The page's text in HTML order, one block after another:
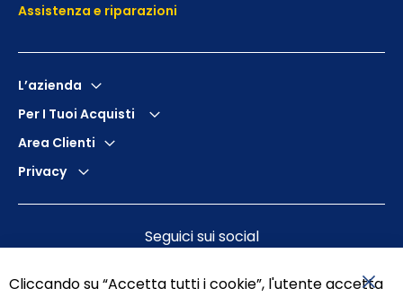
Assistenza e riparazioni
L’azienda
Per I Tuoi Acquisti
Area Clienti
Privacy
Seguici sui social
Cliccando su “Accetta tutti i cookie”, l'utente accetta